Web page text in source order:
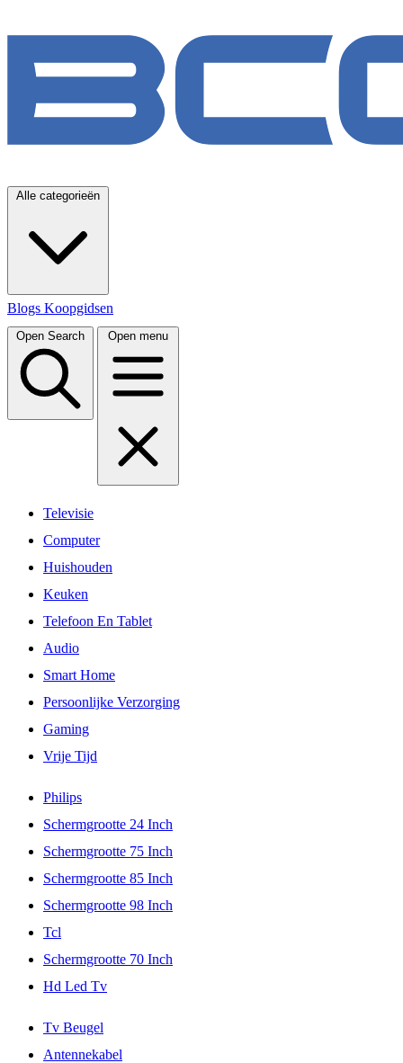
Alle categorieën
Blogs Koopgidsen
Open Search Open menu
Televisie
Computer
Huishouden
Keuken
Telefoon En Tablet
Audio
Smart Home
Persoonlijke Verzorging
Gaming
Vrije Tijd
Philips
Schermgrootte 24 Inch
Schermgrootte 75 Inch
Schermgrootte 85 Inch
Schermgrootte 98 Inch
Tcl
Schermgrootte 70 Inch
Hd Led Tv
Tv Beugel
Antennekabel